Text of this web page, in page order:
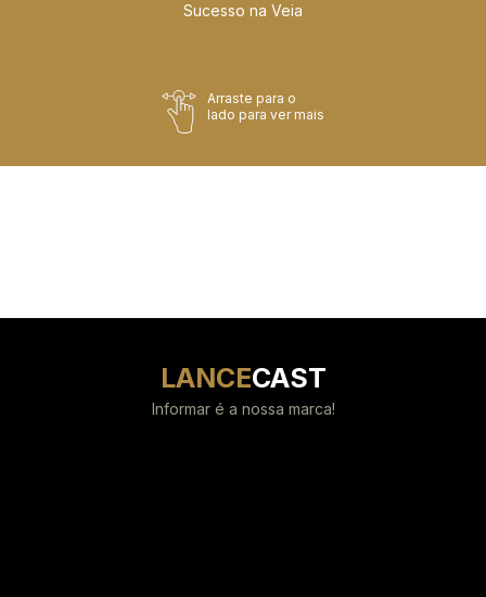
Sucesso na Veia
Arraste para o
lado para ver mais
LANCECAST
Informar é a nossa marca!